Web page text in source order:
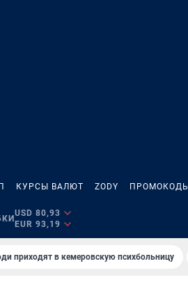
КУРСЫ ВАЛЮТ ZODY ПРОМОКОДЫ
USD 80,93
EUR 93,19
приходят в кемеровскую психбольницу